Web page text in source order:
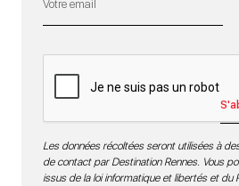
Les données récoltées seront utilisées à
de contact par Destination Rennes. Vous
issus de la loi informatique et libertés et du